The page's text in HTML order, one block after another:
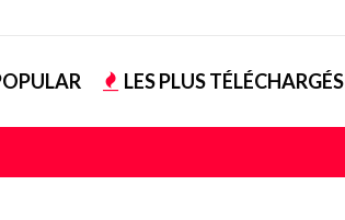
LES PLUS TÉLÉCHARGÉS